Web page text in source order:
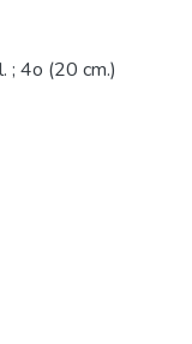
; 4o (20 cm.)